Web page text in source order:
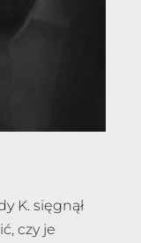
K. sięgnął
czy je